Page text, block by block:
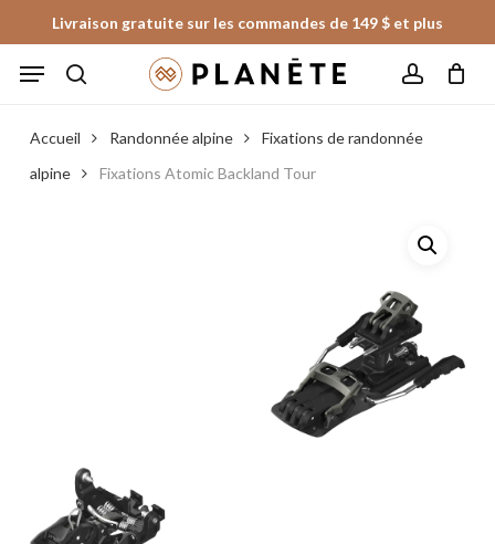
to
main
Livraison gratuite sur les commandes de 149 $ et plus
Menu
Fermer
le
panier
Accueil Randonnée alpine
Fixations de randonnée
alpine
Fixations Atomic Backland Tour